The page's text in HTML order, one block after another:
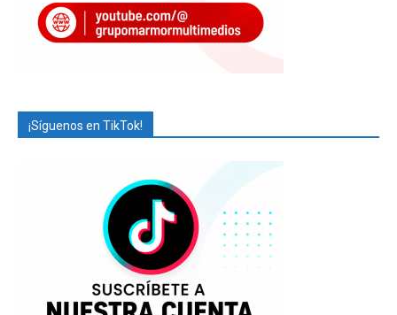
¡Síguenos en TikTok!